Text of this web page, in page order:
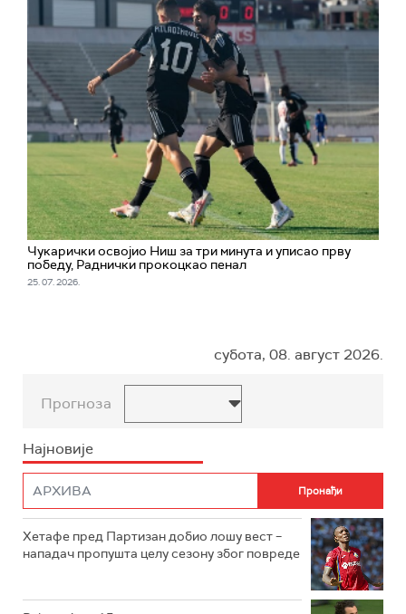
Чукарички освојио Ниш за три минута и уписао прву
победу, Раднички прокоцкао пенал
25. 07. 2026.
субота, 08. август 2026.
Прогноза
Најновије
Хетафе пред Партизан добио лошу вест –
нападач пропушта целу сезону због повреде